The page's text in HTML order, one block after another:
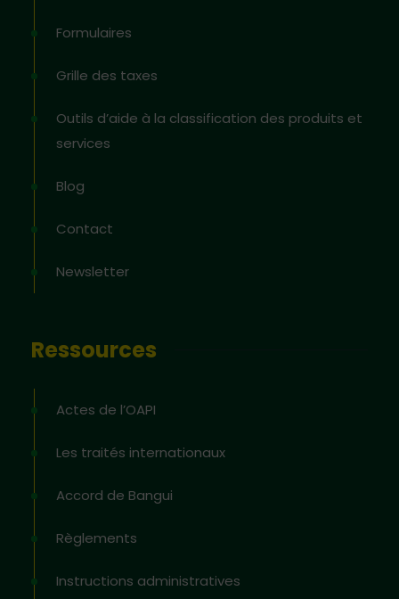
Formulaires
Grille des taxes
Outils d’aide à la classification des produits et
services
Blog
Contact
Newsletter
Ressources
Actes de l’OAPI
Les traités internationaux
Accord de Bangui
Règlements
Instructions administratives